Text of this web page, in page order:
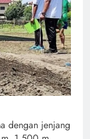
dengan jenjang